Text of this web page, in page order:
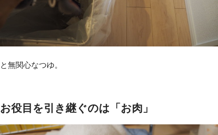
と無関心なつゆ。
お役目を引き継ぐのは「お肉」